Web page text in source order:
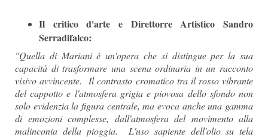
Il critico d'arte e Direttorre Artistico Sandro
Serradifalco:
"Quella di Mariani è un'opera che si distingue per la sua
capacità di trasformare una scena ordinaria in un racconto
visivo avvincente. Il contrasto cromatico tra il rosso vibrante
del cappotto e l'atmosfera grigia e piovosa dello sfondo non
solo evidenzia la figura centrale, ma evoca anche una gamma
di emozioni complesse, dall'atmosfera del movimento alla
malinconia della pioggia. L'uso sapiente dell'olio su tela